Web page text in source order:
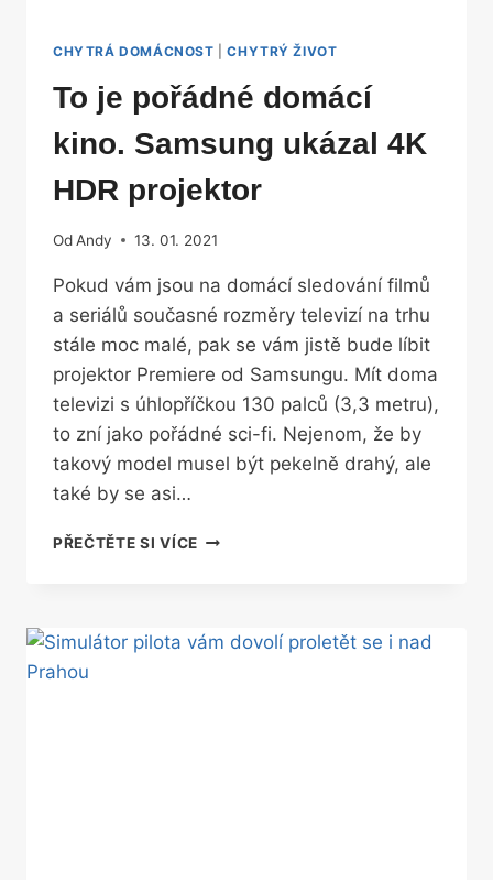
CHYTRÁ DOMÁCNOST |CHYTRÝ ŽIVOT
To je pořádné domácí
kino. Samsung ukázal 4K
HDR projektor
Od Andy 13. 01. 2021
Pokud vám jsou na domácí sledování filmů
a seriálů současné rozměry televizí na trhu
stále moc malé, pak se vám jistě bude líbit
projektor Premiere od Samsungu. Mít doma
televizi s úhlopříčkou 130 palců (3,3 metru),
to zní jako pořádné sci-fi. Nejenom, že by
takový model musel být pekelně drahý, ale
také by se asi…
PŘEČTĚTE SI VÍCETO
KINO.
SAMSUNG